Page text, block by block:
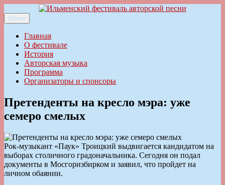
к
содержимому
Ильменский фестиваль авторской песни
Меню
Главная
О фестивале
История
Авторская музыка
Программа
Организаторы и спонсоры
Претенденты на кресло мэра: уже
семеро смелых
Рок-музыкант «Паук» Троицкий выдвигается кандидатом на
выборах столичного градоначальника. Сегодня он подал
документы в Мосгоризбирком и заявил, что пройдет на
личном обаянии.